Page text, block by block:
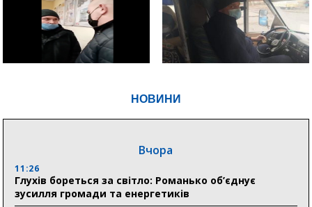
НОВИНИ
Вчора
11:26
Глухів бореться за світло: Романько об’єднує
зусилля громади та енергетиків